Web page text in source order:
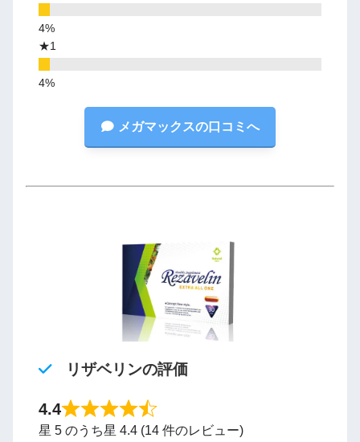
★1
メガマックスの口コミへ
リザベリンの評価
4.4
星 5 のうち星 4.4 (14 件のレビュー)